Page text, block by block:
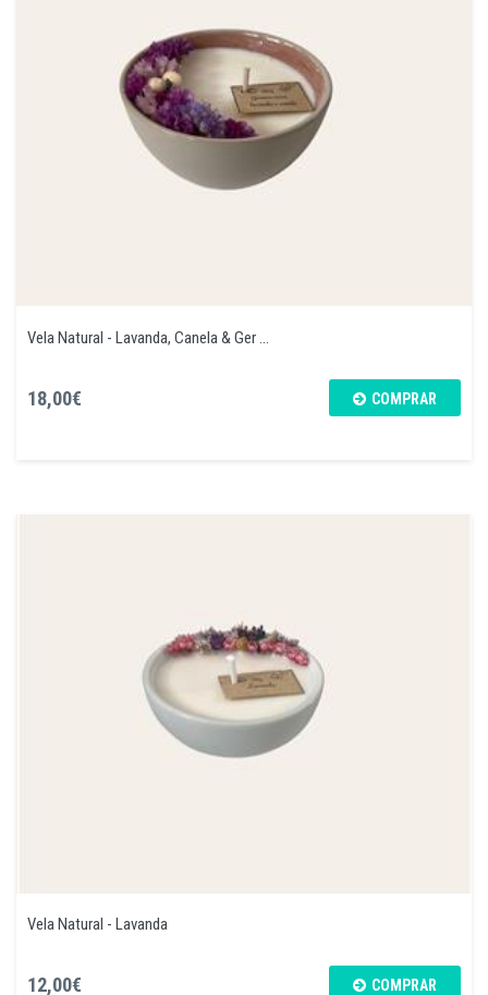
Vela Natural - Lavanda, Canela & Ger ...
18,00€ COMPRAR
Vela Natural - Lavanda
12,00€ COMPRAR